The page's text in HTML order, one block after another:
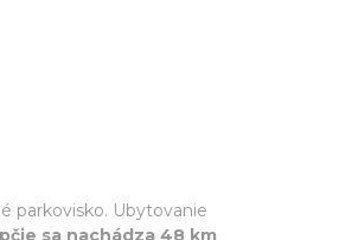
parkovisko. Ubytovanie
sa nachádza 48 km